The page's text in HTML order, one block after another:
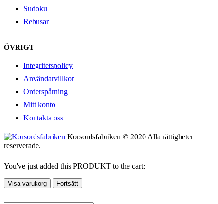
Sudoku
Rebusar
ÖVRIGT
Integritetspolicy
Användarvillkor
Orderspårning
Mitt konto
Kontakta oss
Korsordsfabriken © 2020 Alla rättigheter
reserverade.
You've just added this PRODUKT to the cart:
Visa varukorg Fortsätt